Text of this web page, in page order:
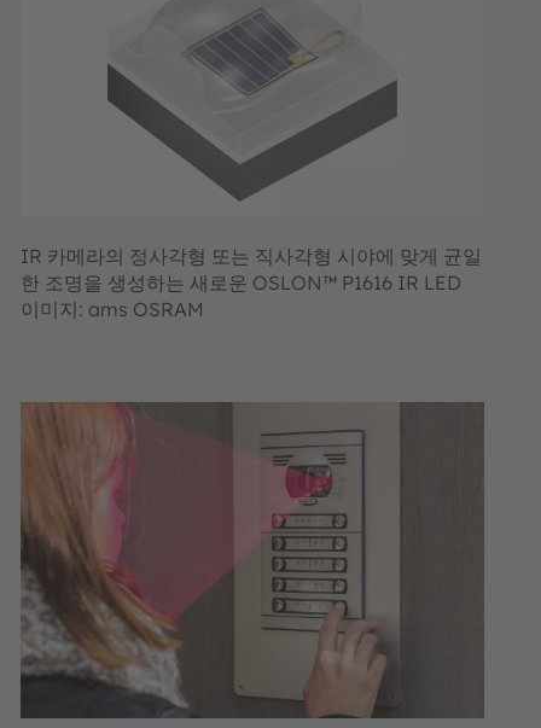
IR 카메라의 정사각형 또는 직사각형 시야에 맞게 균일
한 조명을 생성하는 새로운 OSLON™ P1616 IR LED
이미지: ams OSRAM